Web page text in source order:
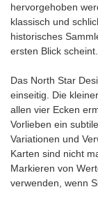
hervorgehoben
klassisch und
historisches
ersten Blick scheint.
Das North Star
einseitig. Die
allen vier Ecken
Vorlieben ein
Variationen und
Karten sind nicht
Markieren von
verwenden, wenn